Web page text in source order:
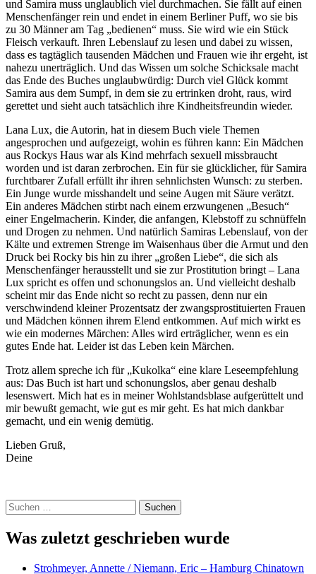
und Samira muss unglaublich viel durchmachen. Sie fällt auf einen
Menschenfänger rein und endet in einem Berliner Puff, wo sie bis
zu 30 Männer am Tag „bedienen“ muss. Sie wird wie ein Stück
Fleisch verkauft. Ihren Lebenslauf zu lesen und dabei zu wissen,
dass es tagtäglich tausenden Mädchen und Frauen wie ihr ergeht, ist
nahezu unerträglich. Und das Wissen um solche Schicksale macht
das Ende des Buches unglaubwürdig: Durch viel Glück kommt
Samira aus dem Sumpf, in dem sie zu ertrinken droht, raus, wird
gerettet und sieht auch tatsächlich ihre Kindheitsfreundin wieder.
Lana Lux, die Autorin, hat in diesem Buch viele Themen
angesprochen und aufgezeigt, wohin es führen kann: Ein Mädchen
aus Rockys Haus war als Kind mehrfach sexuell missbraucht
worden und ist daran zerbrochen. Ein für sie glücklicher, für Samira
furchtbarer Zufall erfüllt ihr ihren sehnlichsten Wunsch: zu sterben.
Ein Junge wurde misshandelt und seine Augen mit Säure verätzt.
Ein anderes Mädchen stirbt nach einem erzwungenen „Besuch“
einer Engelmacherin. Kinder, die anfangen, Klebstoff zu schnüffeln
und Drogen zu nehmen. Und natürlich Samiras Lebenslauf, von der
Kälte und extremen Strenge im Waisenhaus über die Armut und den
Druck bei Rocky bis hin zu ihrer „großen Liebe“, die sich als
Menschenfänger herausstellt und sie zur Prostitution bringt – Lana
Lux spricht es offen und schonungslos an. Und vielleicht deshalb
scheint mir das Ende nicht so recht zu passen, denn nur ein
verschwindend kleiner Prozentsatz der zwangsprostituierten Frauen
und Mädchen können ihrem Elend entkommen. Auf mich wirkt es
wie ein modernes Märchen: Alles wird erträglicher, wenn es ein
gutes Ende hat. Leider ist das Leben kein Märchen.
Trotz allem spreche ich für „Kukolka“ eine klare Leseempfehlung
aus: Das Buch ist hart und schonungslos, aber genau deshalb
lesenswert. Mich hat es in meiner Wohlstandsblase aufgerüttelt und
mir bewußt gemacht, wie gut es mir geht. Es hat mich dankbar
gemacht, und ein wenig demütig.
Lieben Gruß,
Deine
Suchen
nach:
Was zuletzt geschrieben wurde
Strohmeyer, Annette / Niemann, Eric – Hamburg Chinatown